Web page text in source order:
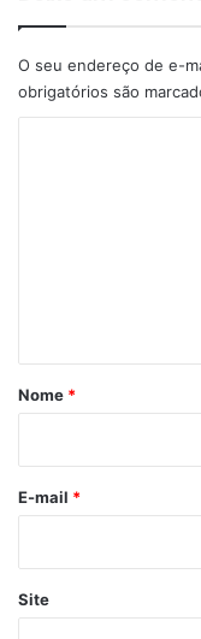
O seu endereço de e-
obrigatórios são
r
*
Nome *
E-mail *
Site